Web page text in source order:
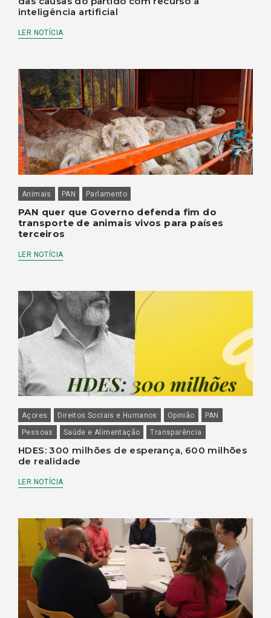
inteligência artificial
LER NOTÍCIA
Animais PAN Parlamento
PAN quer que Governo defenda fim do
transporte de animais vivos para países
terceiros
LER NOTÍCIA
Açores Direitos Sociais e Humanos Opinião
PAN
Pessoas
Saúde e Alimentação Transparência
HDES: 300 milhões de esperança, 600 milhões
de realidade
LER NOTÍCIA